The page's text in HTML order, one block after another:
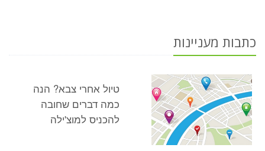
כתבות מעניינות
טיול אחרי צבא? הנה
כמה דברים שחובה
להכניס למוצ'ילה